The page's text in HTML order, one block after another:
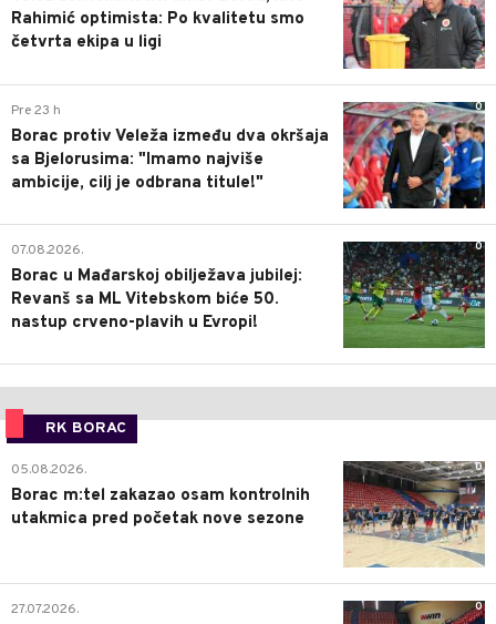
Rahimić optimista: Po kvalitetu smo
četvrta ekipa u ligi
0
Pre 23 h
Borac protiv Veleža između dva okršaja
sa Bjelorusima: "Imamo najviše
ambicije, cilj je odbrana titule!"
0
07.08.2026.
Borac u Mađarskoj obilježava jubilej:
Revanš sa ML Vitebskom biće 50.
nastup crveno-plavih u Evropi!
RK BORAC
0
05.08.2026.
Borac m:tel zakazao osam kontrolnih
utakmica pred početak nove sezone
0
27.07.2026.